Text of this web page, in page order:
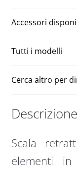
Accessori
Tutti i modelli
Cerca altro per
Descrizione
Scala
elementi in